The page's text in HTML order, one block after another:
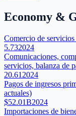
Economy &
Comercio de
5.732024
Comunicaciones,
servicios, balanza de
20.61 2024
Pagos de ingresos
actuales)
$52.01B2024
Importaciones de